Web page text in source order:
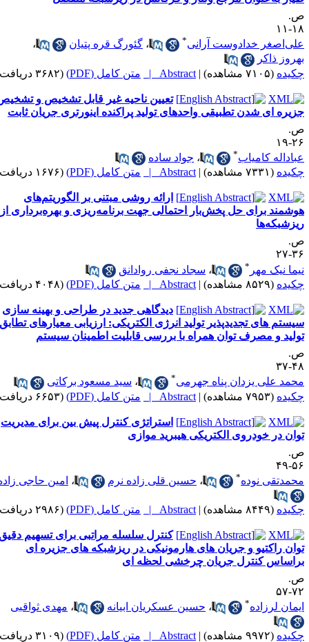
۱۱
خدادوست آرانی
،گئورگ قره پتیان
،
ذاکر
(۷۱۰۵ مشاهده) |
Abstract | متن کامل (PDF) (۳۶۸۲ دریافت)
تعیین ناحیه غیر قابل تشخیص و تشخیص
ای شدن تطبیقی واحدهای تولید پراکنده اینورتری جریان ثابت
۱۹
کامیاب
،جواد ساده
(۷۳۳۱ مشاهده) |
Abstract | متن کامل (PDF) (۱۶۷۶ دریافت)
ارائه روشی مبتنی بر الگوریتم‌های
برای حل پخش‌بار احتمالی جهت برنامه‌ریزی و بهره‌برداری از
۲۷
نیک مهر
،سجاد نجفی روادانق
(۸۵۲۹ مشاهده) |
Abstract | متن کامل (PDF) (۴۰۴۸ دریافت)
دیدگاهی جدید در طراحی و بهینه سازی
های تجدیدپذیر تولید انرژی الکتریکی: ارزیابی معیارهای تطابق
و مصرف توان همراه با بررسی قابلیت اطمینان سیستم
۳۷
علی یزدان پناه جهرمی
،سید مسعود برکاتی
(۷۹۵۳ مشاهده) |
Abstract | متن کامل (PDF) (۶۶۵۳ دریافت)
استراتژی کنترل پیش بین برای مدیریت
در خودروی الکتریکی هیبرید موازی
۴۹
نوده
،حسین قلی زاده نرم ،امین حاجی زاده
(۸۴۴۹ مشاهده) |
Abstract | متن کامل (PDF) (۲۹۸۶ دریافت)
کنترل سلسله مراتبی برای تسهیم دقیق
راکتیو و جریان های هارمونیکی در ریزشبکه های جزیره ای
کنترل جریان چرخشی لحظه ای
۵۷
لرزاده
،حسین عسکریان ابیانه ،مهدی ثواقبی
(۹۹۷۲ مشاهده) |
Abstract | متن کامل (PDF) (۳۱۰۹ دریافت)